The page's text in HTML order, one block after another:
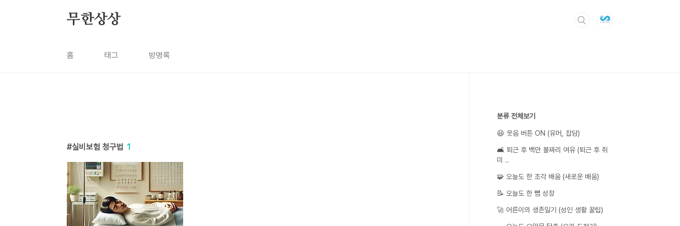
무한상상
홈 태그 방명록
실비보험 청구법 1
분류 전체보기
😆 웃음 버튼 ON (유머, 잡담)
🛋️ 퇴근 후 백만 불짜리 여유 (퇴근 후 취
미 ..
🧩 오늘도 한 조각 배움 (새로운 배움)
📝 오늘도 한 뼘 성장
🚀 어른이의 생존일기 (성인 생활 꿀팁)